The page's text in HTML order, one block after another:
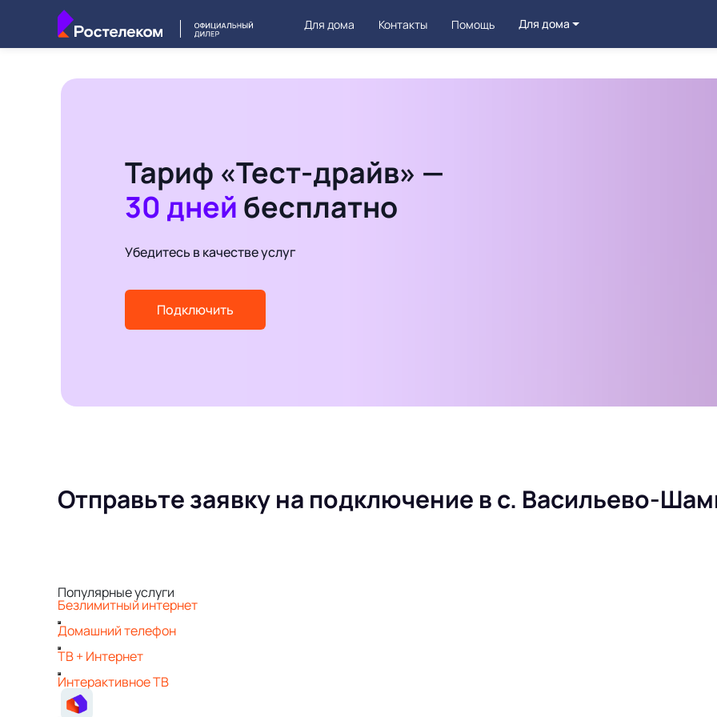
Для дома Контакты Помощь Для дома
Тариф «Тест-драйв» —
30 дней бесплатно
Убедитесь в качестве услуг
Подключить
Отправьте заявку на подключение в с. Васильево-
Популярные услуги
Безлимитный интернет
Домашний телефон
ТВ + Интернет
Интерактивное ТВ